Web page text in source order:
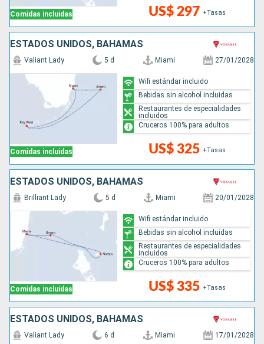
Comidas incluidas US$ 297 +Tasas
ESTADOS UNIDOS, BAHAMAS
Comidas incluidas
Valiant Lady 5 d Miami 27/01/2028
US$ 325 +Tasas
Wifi estándar incluido
Bebidas sin alcohol incluidas
Restaurantes de especialidades
incluidos
Cruceros 100% para adultos
ESTADOS UNIDOS, BAHAMAS
Comidas incluidas
Brilliant Lady 5 d Miami 20/01/2028
US$ 335 +Tasas
Wifi estándar incluido
Bebidas sin alcohol incluidas
Restaurantes de especialidades
incluidos
Cruceros 100% para adultos
ESTADOS UNIDOS, BAHAMAS
Valiant Lady 6 d Miami 17/01/2028